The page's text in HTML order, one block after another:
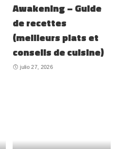
Awakening – Guide
de recettes
(meilleurs plats et
conseils de cuisine)
julio 27, 2026